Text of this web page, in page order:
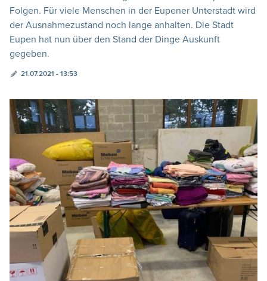
Folgen. Für viele Menschen in der Eupener Unterstadt wird
der Ausnahmezustand noch lange anhalten. Die Stadt
Eupen hat nun über den Stand der Dinge Auskunft
gegeben.
21.07.2021 - 13:53